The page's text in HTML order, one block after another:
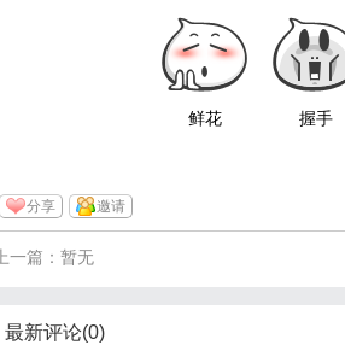
鲜花 握手
分享 邀请
上一篇：暂无
最新评论(0)